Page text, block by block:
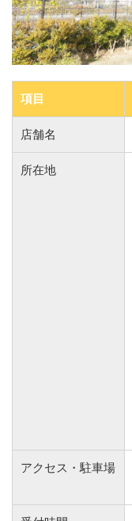
項目
店舗名
所在地
アクセス・駐車場